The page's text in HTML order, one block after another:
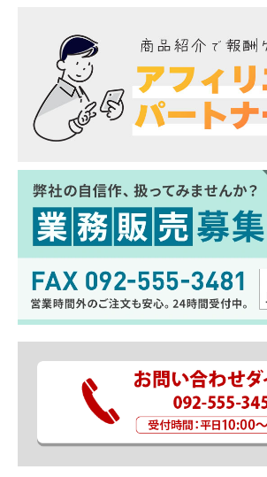
セット内容
専用設計
お車のスマートキーにジャストフ
※グレード・追加オプション・エ
外品等を装着している車によっ
い場合があります。
お乗りのお車と商品画像を見比べ
確認の上、ご購入をお願いいたし
※車両適合情報は本製品発売時の
す。その後の車両側の仕様変更や
意ください。
※取り付けの際の工賃等の請求は
※お取り付けは、自己責任にて、
さい。お客様責任による破損での